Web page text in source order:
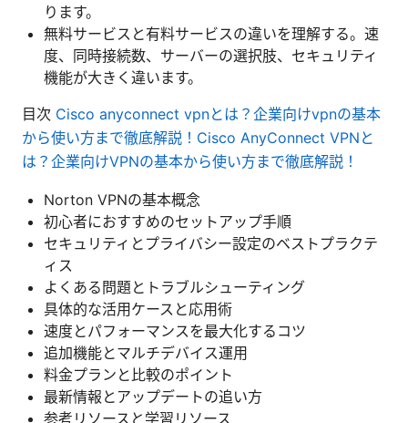
ります。
無料サービスと有料サービスの違いを理解する。速
度、同時接続数、サーバーの選択肢、セキュリティ
機能が大きく違います。
目次 Cisco anyconnect vpnとは？企業向けvpnの基本
から使い方まで徹底解説！Cisco AnyConnect VPNと
は？企業向けVPNの基本から使い方まで徹底解説！
Norton VPNの基本概念
初心者におすすめのセットアップ手順
セキュリティとプライバシー設定のベストプラクテ
ィス
よくある問題とトラブルシューティング
具体的な活用ケースと応用術
速度とパフォーマンスを最大化するコツ
追加機能とマルチデバイス運用
料金プランと比較のポイント
最新情報とアップデートの追い方
参考リソースと学習リソース